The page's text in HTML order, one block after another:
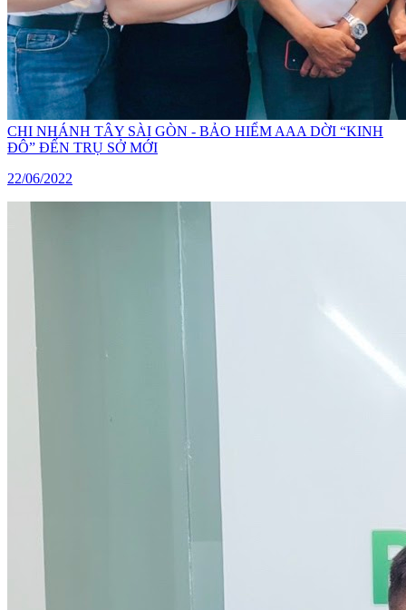
CHI NHÁNH TÂY SÀI GÒN - BẢO HIỂM AAA DỜI “KINH
ĐÔ” ĐẾN TRỤ SỞ MỚI
22/06/2022